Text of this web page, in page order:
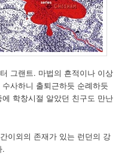
그랜트. 마법의 흔적이나 이상
사하니 출퇴근하듯 순례하듯
학창시절 알았던 친구도 만난
이외의 존재가 있는 런던의 강
.